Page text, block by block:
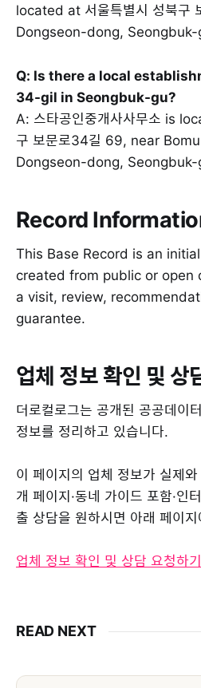
located at 서울특별시 성북구
Dongseon-dong, Seongbuk-
Q: Is there a local
34-gil in Seongbuk-gu?
A: 스타공인중개사사무소 is
구 보문로34길 69, near
Dongseon-dong, Seongbuk-
Record
This Base Record is an
created from public or open
a visit, review,
guarantee.
업체 정보 확인 및 상
더로컬로그는 공개된 공공데이
정보를 정리하고 있습니다.
이 페이지의 업체 정보가 실제
개 페이지·동네 가이드 포함·인
출 상담을 원하시면 아래 페이
업체 정보 확인 및 상담 요청하기
READ NEXT